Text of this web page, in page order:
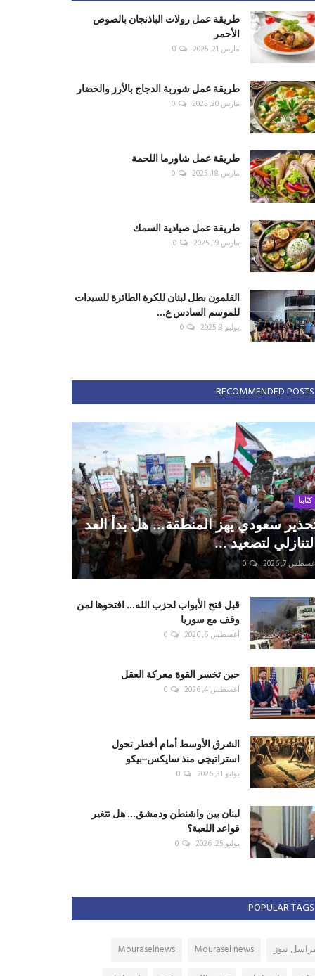
طريقة عمل رولات الباذنجان بالصوص
الأحمر
مارس 21, 2025 0
طريقة عمل شوربة الدجاج بالأرز والخضار
مارس 20, 2025 0
طريقة عمل شاورما اللحمة
مارس 18, 2025 0
طريقة عمل صيادية السمك
مارس 19, 2025 0
القلمون بطل لبنان للكرة الطائرة للسيدات
للموسم السادس ع...
يوليو 3, 2025 0
RECOMMENDED POSTS
كتّابنا
سعودي يهز المنطقة... هل بدأ العد
لتصعيد ...
7, 2026
0
قبل فتح الأبواب لحزب الله... افتحوها لمن
وقف مع سوريا
أغسطس 6, 2026 0
حين تخسر القوة معركة العقل
أغسطس 4, 2026 0
الشرق الأوسط أمام أخطر تحول
استراتيجي منذ سايكس–بيكو
يوليو 31, 2026 0
لبنان بين واشنطن ودمشق... هل تتغير
قواعد اللعبة؟
يوليو 25, 2026 0
POPULAR TAGS
نيوز Mourasel news
Mouraselnews